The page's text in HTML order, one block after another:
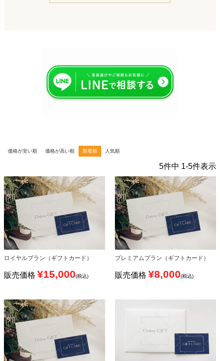
価格が安い順 価格が高い順 新着順 人気順
5件中 1-5件表示
ロイヤルプラン（ギフトカード）
販売価格 ¥15,000 税込
プレミアムプラン（ギフトカード）
販売価格 ¥8,000 税込